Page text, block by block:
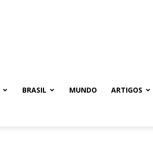
BRASIL MUNDO ARTIGOS